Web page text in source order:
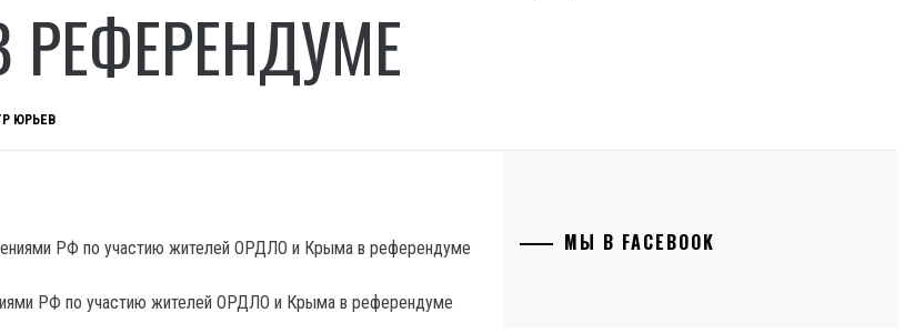
ЮРЬЕВ
РФ по участию жителей ОРДЛО и Крыма в референдуме
МЫ В FACEBOOK